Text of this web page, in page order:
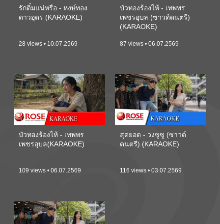
รักติ๋มแน่หรือ - หงษ์ทอง
ดาวอุดร (KARAOKE)
28 views • 10.07.2569
บัวทองร้องไห้ - เทพพร
เพชรอุบล (ซาวด์ดนตรี)
(KARAOKE)
87 views • 06.07.2569
บัวทองร้องไห้ - เทพพร
เพชรอุบล(KARAOKE)
109 views • 06.07.2569
สุดยอด - วงซูซู (ซาวด์
ดนตรี) (KARAOKE)
116 views • 03.07.2569